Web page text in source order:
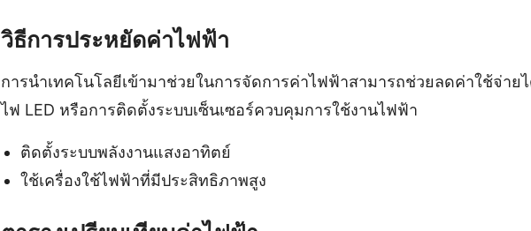
วิธีการประหยัดค่าไฟฟ้า
การนำเทคโนโลยีเข้ามาช่วยในการจัดการค่าไฟฟ้าสามารถช่วยลดค่าใช้จ่าย
ไฟ LED หรือการติดตั้งระบบเซ็นเซอร์ควบคุมการใช้งานไฟฟ้า
ติดตั้งระบบพลังงานแสงอาทิตย์
ใช้เครื่องใช้ไฟฟ้าที่มีประสิทธิภาพสูง